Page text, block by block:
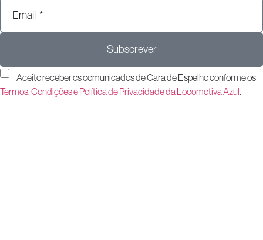
Aceito receber os comunicados de Cara de Espelho conforme os
Termos, Condições e Política de Privacidade da Locomotiva Azul.
Subscrever